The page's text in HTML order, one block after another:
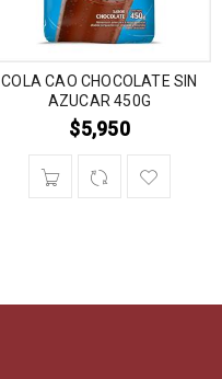
COLA CAO CHOCOLATE SIN
AZUCAR 450G
$5,950